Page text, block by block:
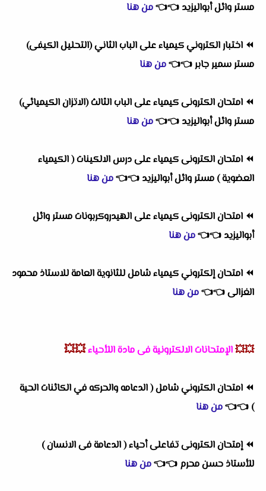
مستر وائل أبواليزيد 👈
👈من هنا
⏪ اختبار الكتروني كيمياء على الباب الثاني (التحليل الكيفى)
مستر سمير جابر👈
👈من هنا
⏪ امتحان الكترونى كيمياء على الباب الثالث (الاتزان الكيميائي)
مستر وائل أبواليزيد 👈
👈من هنا
⏪ امتحان الكترونى كيمياء على درس الالكينات ( الكيمياء
العضوية ) مستر وائل أبواليزيد 👈
👈من هنا
⏪ امتحان الكترونى كيمياء على الهيدروكربونات مستر وائل
أبواليزيد 👈
👈من هنا
⏪ امتحان إلكتروني كيمياء شامل للثانوية العامة للاستاذ محمود
الغزالى👈
👈من هنا
💥💥الإمتحانات الالكترونية فى مادة اللأحياء💥💥
⏪ امتحان الكتروني شامل ( الدعامه والحركه في الكائنات الحية
)
👈
👈من هنا
⏪إمتحان الكترونى تفاعلى أحياء ( الدعامة فى الانسان )
للأستاذ حسن محرم 👈
👈من هنا